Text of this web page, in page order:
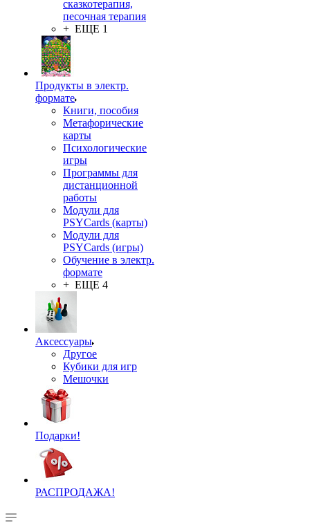
сказкотерапия,
песочная терапия
+ ЕЩЕ 1
Продукты в электр.
формате
Книги, пособия
Метафорические
карты
Психологические
игры
Программы для
дистанционной
работы
Модули для
PSYCards (карты)
Модули для
PSYCards (игры)
Обучение в электр.
формате
+ ЕЩЕ 4
Аксессуары
Другое
Кубики для игр
Мешочки
Подарки!
РАСПРОДАЖА!